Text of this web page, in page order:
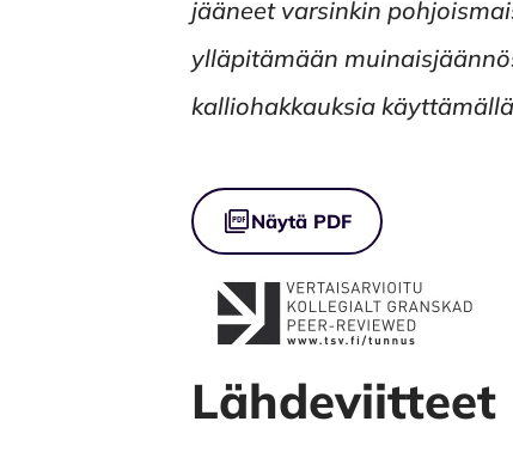
jääneet varsinkin
ylläpitämään
kalliohakkauksia
Tiedostot
Näytä PDF
Lähdeviitteet